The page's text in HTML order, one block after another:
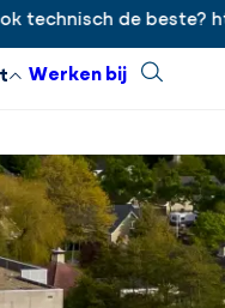
de beste? https://
Inloggen
Werken bij Zoeken